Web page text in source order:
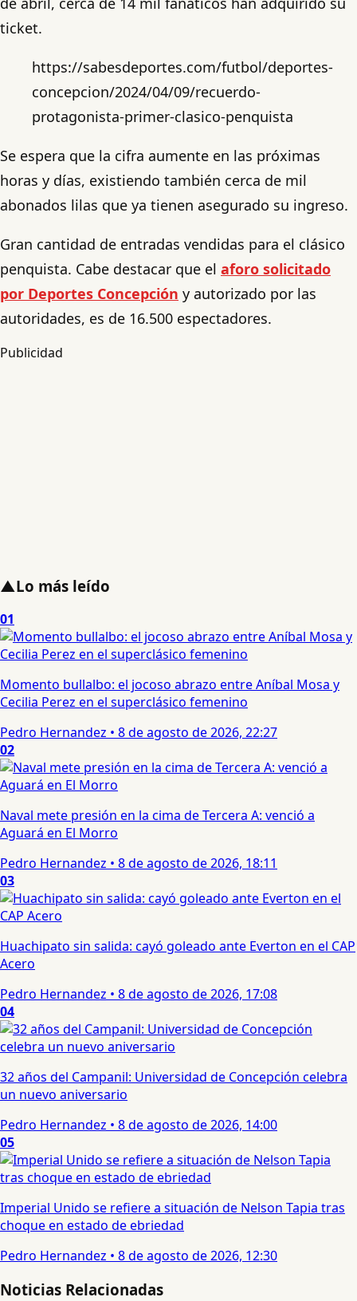
ticket.
https://sabesdeportes.com/futbol/deportes-
concepcion/2024/04/09/recuerdo-
protagonista-primer-clasico-penquista
Se espera que la cifra aumente en las próximas
horas y días, existiendo también cerca de mil
abonados lilas que ya tienen asegurado su ingreso.
Gran cantidad de entradas vendidas para el clásico
penquista. Cabe destacar que el aforo solicitado
por Deportes Concepción y autorizado por las
autoridades, es de 16.500 espectadores.
Publicidad
▲Lo más leído
01
Momento bullalbo: el jocoso abrazo entre Aníbal Mosa y
Cecilia Perez en el superclásico femenino
Pedro Hernandez • 8 de agosto de 2026, 22:27
02
Naval mete presión en la cima de Tercera A: venció a
Aguará en El Morro
Pedro Hernandez • 8 de agosto de 2026, 18:11
03
Huachipato sin salida: cayó goleado ante Everton en el CAP
Acero
Pedro Hernandez • 8 de agosto de 2026, 17:08
04
32 años del Campanil: Universidad de Concepción celebra
un nuevo aniversario
Pedro Hernandez • 8 de agosto de 2026, 14:00
05
Imperial Unido se refiere a situación de Nelson Tapia tras
choque en estado de ebriedad
Pedro Hernandez • 8 de agosto de 2026, 12:30
Noticias Relacionadas